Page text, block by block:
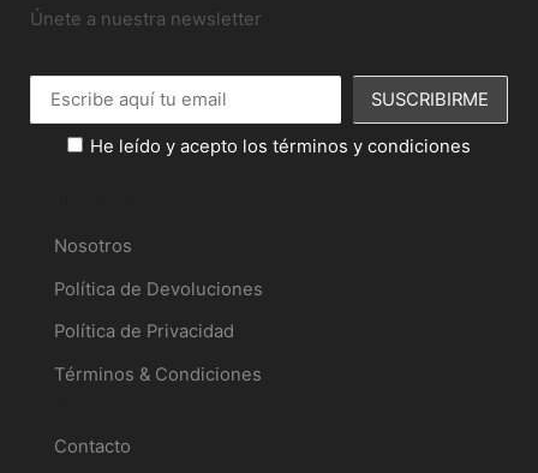
Únete a nuestra newsletter
He leído y acepto los términos y condiciones
Nosotros
Política de Devoluciones
Política de Privacidad
Términos & Condiciones
Contacto